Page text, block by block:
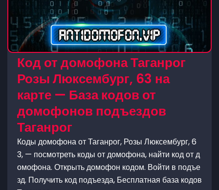
Код от домофона Таганрог
Розы Люксембург, 63 на
карте — База кодов от
домофонов подъездов
Таганрог
Коды домофона от Таганрог, Розы Люксембург, 6
3, — посмотреть коды от домофона, найти код от д
омофона. Открыть домофон кодом. Войти в подъе
зд. Получить код подъезда, Бесплатная база кодов